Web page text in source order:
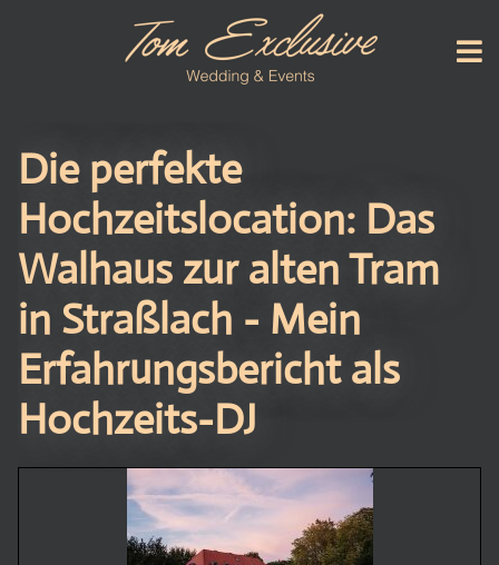
Die perfekte
Hochzeitslocation: Das
Walhaus zur alten Tram
in Straßlach - Mein
Erfahrungsbericht als
Hochzeits-DJ